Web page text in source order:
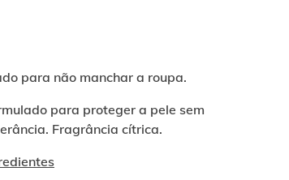
para não manchar a roupa.
para proteger a pele sem
Fragrância cítrica.